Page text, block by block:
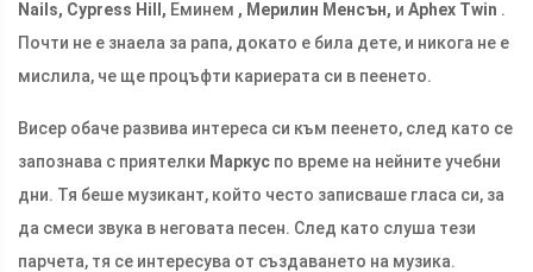
Nails, Cypress Hill, Еминем , Мерилин Менсън, и Aphex Twin .
Почти не е знаела за рапа, докато е била дете, и никога не е
мислила, че ще процъфти кариерата си в пеенето.
Висер обаче развива интереса си към пеенето, след като се
запознава с приятелки Маркус по време на нейните учебни
дни. Тя беше музикант, който често записваше гласа си, за
да смеси звука в неговата песен. След като слуша тези
парчета, тя се интересува от създаването на музика.